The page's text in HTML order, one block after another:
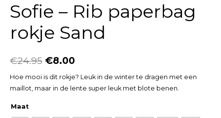
Sofie – Rib paperbag
rokje Sand
€24.95 €8.00
Hoe mooi is dit rokje? Leuk in de winter te dragen met een
maillot, maar in de lente super leuk met blote benen.
Maat